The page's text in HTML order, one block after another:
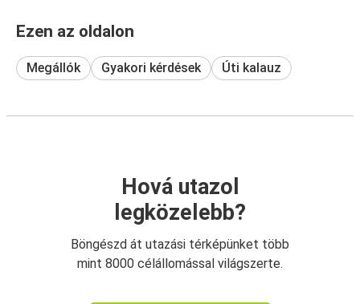
Ezen az oldalon
Megállók Gyakori kérdések Úti kalauz
Hová utazol
legközelebb?
Böngészd át utazási térképünket több
mint 8000 célállomással világszerte.